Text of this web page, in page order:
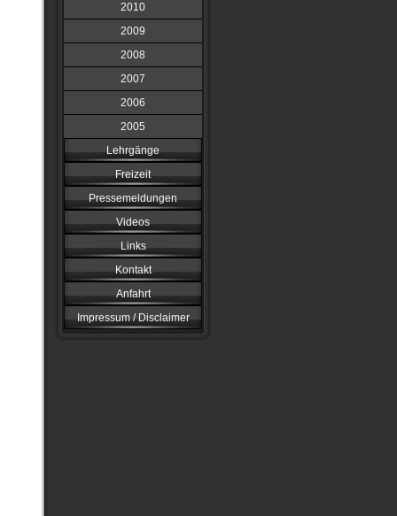
2010
2009
2008
2007
2006
2005
Lehrgänge
Freizeit
Pressemeldungen
Videos
Links
Kontakt
Anfahrt
Impressum / Disclaimer